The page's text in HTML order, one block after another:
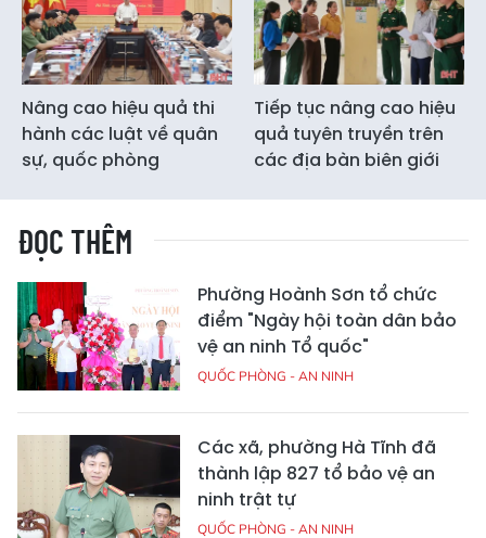
Nâng cao hiệu quả thi
hành các luật về quân
sự, quốc phòng
Tiếp tục nâng cao hiệu
quả tuyên truyền trên
các địa bàn biên giới
ĐỌC THÊM
Phường Hoành Sơn tổ chức
điểm "Ngày hội toàn dân bảo
vệ an ninh Tổ quốc"
QUỐC PHÒNG - AN NINH
Các xã, phường Hà Tĩnh đã
thành lập 827 tổ bảo vệ an
ninh trật tự
QUỐC PHÒNG - AN NINH